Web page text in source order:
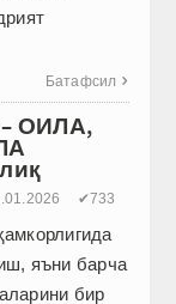
Батафсил 
– ОИЛА,
✔733
яъни барча
бир